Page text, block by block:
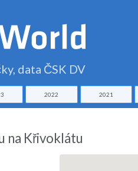
data ČSK DV
2022 2021
na Křivoklátu